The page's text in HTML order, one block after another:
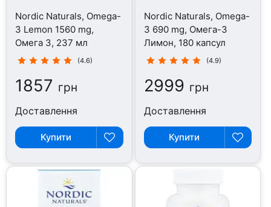
Nordic Naturals, Omega-
3 Lemon 1560 mg,
Омега 3, 237 мл
(4.6)
1857 грн
Доставлення
Купити
Nordic Naturals, Omega-
3 690 mg, Омега-3
Лимон, 180 капсул
(4.9)
2999 грн
Доставлення
Купити